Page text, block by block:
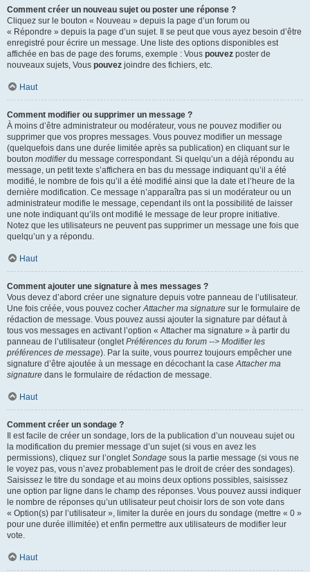
Comment créer un nouveau sujet ou poster une réponse ?
Cliquez sur le bouton « Nouveau » depuis la page d’un forum ou
« Répondre » depuis la page d’un sujet. Il se peut que vous ayez besoin d’être
enregistré pour écrire un message. Une liste des options disponibles est
affichée en bas de page des forums, exemple : Vous pouvez poster de
nouveaux sujets, Vous pouvez joindre des fichiers, etc.
Haut
Comment modifier ou supprimer un message ?
À moins d’être administrateur ou modérateur, vous ne pouvez modifier ou
supprimer que vos propres messages. Vous pouvez modifier un message
(quelquefois dans une durée limitée après sa publication) en cliquant sur le
bouton modifierdu message correspondant. Si quelqu’un a déjà répondu au
message, un petit texte s’affichera en bas du message indiquant qu’il a été
modifié, le nombre de fois qu’il a été modifié ainsi que la date et l’heure de la
dernière modification. Ce message n’apparaîtra pas si un modérateur ou un
administrateur modifie le message, cependant ils ont la possibilité de laisser
une note indiquant qu’ils ont modifié le message de leur propre initiative.
Notez que les utilisateurs ne peuvent pas supprimer un message une fois que
quelqu’un y a répondu.
Haut
Comment ajouter une signature à mes messages ?
Vous devez d’abord créer une signature depuis votre panneau de l’utilisateur.
Une fois créée, vous pouvez cocherAttacher ma signature sur le formulaire de
rédaction de message. Vous pouvez aussi ajouter la signature par défaut à
tous vos messages en activant l’option « Attacher ma signature » à partir du
panneau de l’utilisateur (ongletPréférences du forum --> Modifier les
préférences de message). Par la suite, vous pourrez toujours empêcher une
signature d’être ajoutée à un message en décochant la caseAttacher ma
signature dans le formulaire de rédaction de message.
Haut
Comment créer un sondage ?
Il est facile de créer un sondage, lors de la publication d’un nouveau sujet ou
la modification du premier message d’un sujet (si vous en avez les
permissions), cliquez sur l’ongletSondage sous la partie message (si vous ne
le voyez pas, vous n’avez probablement pas le droit de créer des sondages).
Saisissez le titre du sondage et au moins deux options possibles, saisissez
une option par ligne dans le champ des réponses. Vous pouvez aussi indiquer
le nombre de réponses qu’un utilisateur peut choisir lors de son vote dans
« Option(s) par l’utilisateur », limiter la durée en jours du sondage (mettre « 0 »
pour une durée illimitée) et enfin permettre aux utilisateurs de modifier leur
vote.
Haut